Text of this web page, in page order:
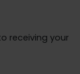
receiving your